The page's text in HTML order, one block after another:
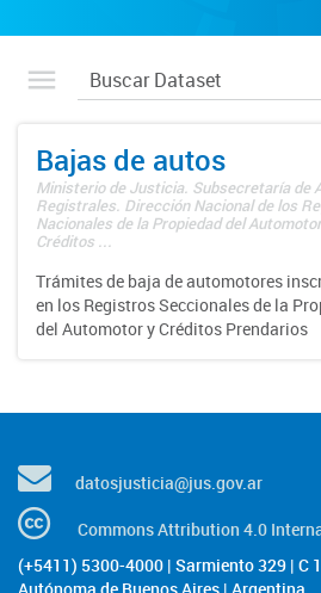
Bajas de autos
Ministerio de Justicia. Subsecretaría de
Registrales. Dirección Nacional de los
Nacionales de la Propiedad del
Créditos ...
Trámites de baja de automotores
en los Registros Seccionales de la
del Automotor y Créditos Prendarios
datosjusticia@jus.gov.ar
Commons Attribution 4.0
(+5411) 5300-4000 | Sarmiento 329 | C